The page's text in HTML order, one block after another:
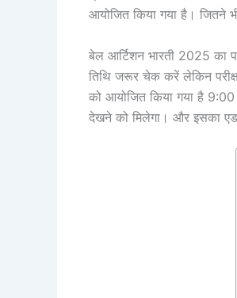
आयोजित किया गया है। जितने
बेल आर्टिशन भारती 2025 का
तिथि जरूर चेक करें लेकिन
को आयोजित किया गया है
देखने को मिलेगा। और इसका